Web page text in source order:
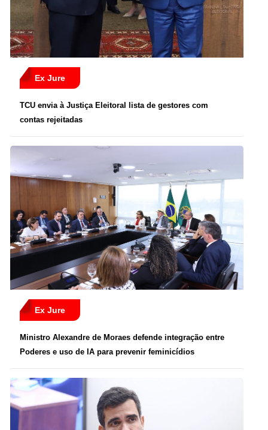
Ex Jure
TCU envia à Justiça Eleitoral lista de gestores com
contas rejeitadas
Ex Jure
Ministro Alexandre de Moraes defende integração entre
Poderes e uso de IA para prevenir feminicídios